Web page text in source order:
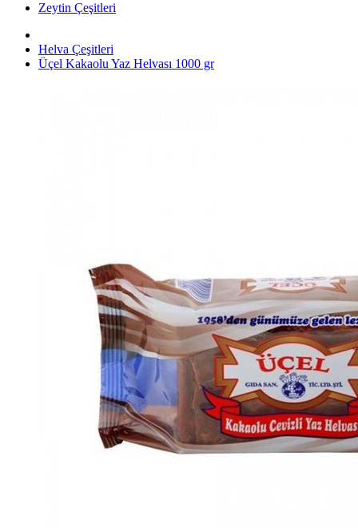
Zeytin Çeşitleri
Helva Çeşitleri
Üçel Kakaolu Yaz Helvası 1000 gr